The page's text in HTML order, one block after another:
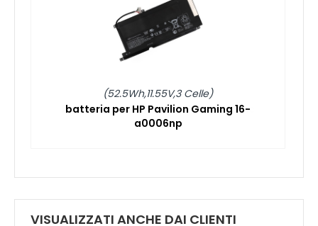
(52.5Wh,11.55V,3 Celle)
batteria per HP Pavilion Gaming 16-
a0006np
VISUALIZZATI ANCHE DAI CLIENTI